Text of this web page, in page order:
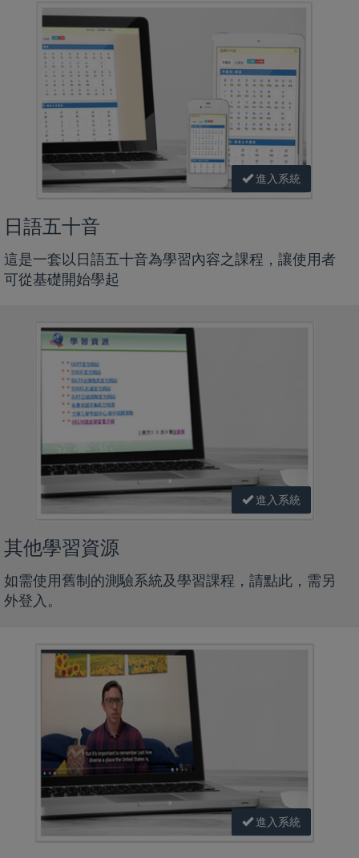
進入系統
日語五十音
這是一套以日語五十音為學習內容之課程，讓使用者
可從基礎開始學起
進入系統
其他學習資源
如需使用舊制的測驗系統及學習課程，請點此，需另
外登入。
進入系統